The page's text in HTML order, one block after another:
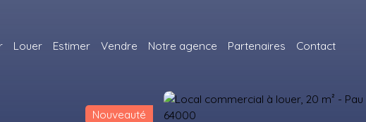
Louer Estimer Vendre Notre agence Partenaires Contact
Nouveauté